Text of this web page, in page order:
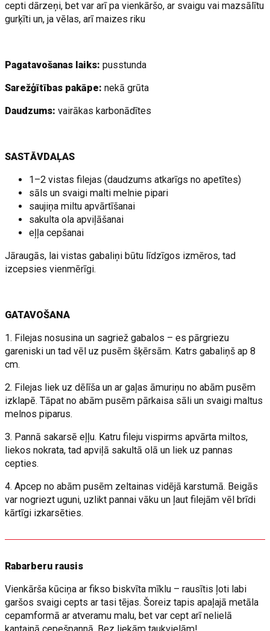
cepti dārzeņi, bet var arī pa vienkāršo, ar svaigu vai mazsālītu
gurķīti un, ja vēlas, arī maizes riku
Pagatavošanas laiks:pusstunda
Sarežģītības pakāpe:nekā grūta
Daudzums:vairākas karbonādītes
SASTĀVDAĻAS
1–2 vistas filejas (daudzums atkarīgs no apetītes)
sāls un svaigi malti melnie pipari
saujiņa miltu apvārtīšanai
sakulta ola apviļāšanai
eļļa cepšanai
Jāraugās, lai vistas gabaliņi būtu līdzīgos izmēros, tad
izcepsies vienmērīgi.
GATAVOŠANA
1. Filejas nosusina un sagriež gabalos – es pārgriezu
gareniski un tad vēl uz pusēm šķērsām. Katrs gabaliņš ap 8
cm.
2. Filejas liek uz dēlīša un ar gaļas āmuriņu no abām pusēm
izklapē. Tāpat no abām pusēm pārkaisa sāli un svaigi maltus
melnos piparus.
3. Pannā sakarsē eļļu. Katru fileju vispirms apvārta miltos,
liekos nokrata, tad apviļā sakultā olā un liek uz pannas
cepties.
4. Apcep no abām pusēm zeltainas vidējā karstumā. Beigās
var nogriezt uguni, uzlikt pannai vāku un ļaut filejām vēl brīdi
kārtīgi izkarsēties.
Rabarberu rausis
Vienkārša kūciņa ar fikso biskvīta mīklu – rausītis ļoti labi
garšos svaigi cepts ar tasi tējas. Šoreiz tapis apaļajā metāla
cepamformā ar atveramu malu, bet var cept arī nelielā